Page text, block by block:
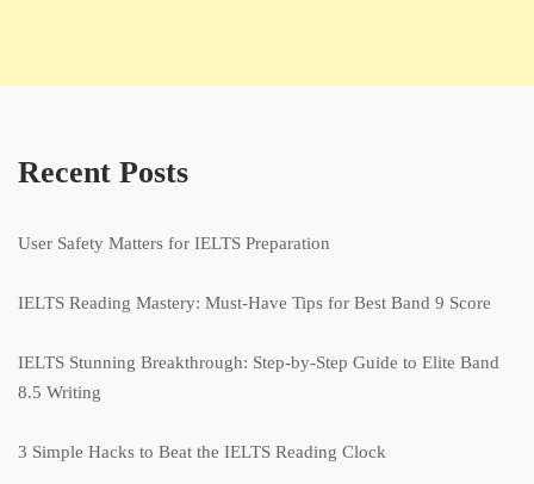
Recent Posts
User Safety Matters for IELTS Preparation
IELTS Reading Mastery: Must-Have Tips for Best Band 9 Score
IELTS Stunning Breakthrough: Step-by-Step Guide to Elite Band
8.5 Writing
3 Simple Hacks to Beat the IELTS Reading Clock